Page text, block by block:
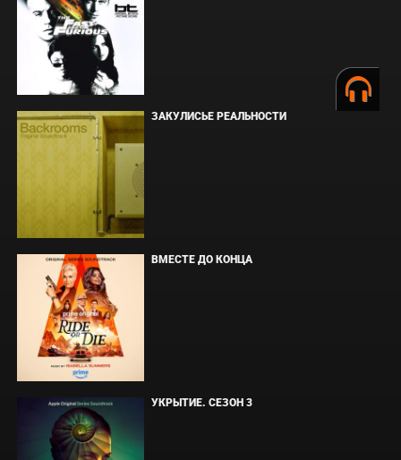
ЗАКУЛИСЬЕ РЕАЛЬНОСТИ
ВМЕСТЕ ДО КОНЦА
УКРЫТИЕ. СЕЗОН 3